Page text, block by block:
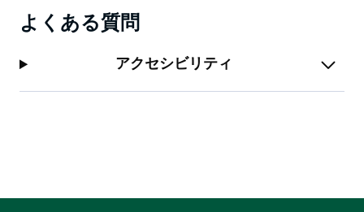
よくある質問
アクセシビリティ